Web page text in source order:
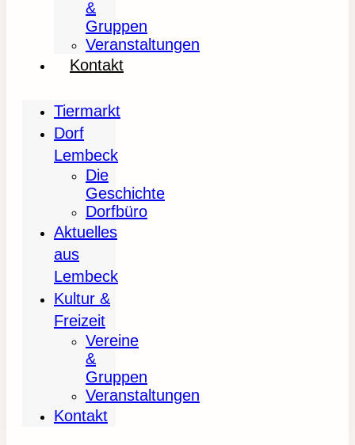
&
Gruppen
Veranstaltungen
Kontakt
Tiermarkt
Dorf
Lembeck
Die
Geschichte
Dorfbüro
Aktuelles
aus
Lembeck
Kultur &
Freizeit
Vereine
&
Gruppen
Veranstaltungen
Kontakt